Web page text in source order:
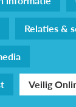
Relaties &
Veilig